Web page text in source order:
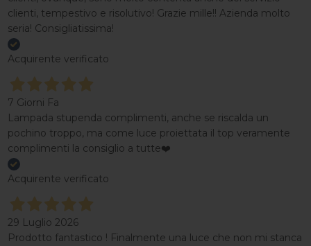
clienti, tempestivo e risolutivo! Grazie mille!! Azienda molto
seria! Consigliatissima!
Acquirente verificato
7 Giorni Fa
Lampada stupenda complimenti, anche se riscalda un
pochino troppo, ma come luce proiettata il top veramente
complimenti la consiglio a tutte❤️
Acquirente verificato
29 Luglio 2026
Prodotto fantastico ! Finalmente una luce che non mi stanca